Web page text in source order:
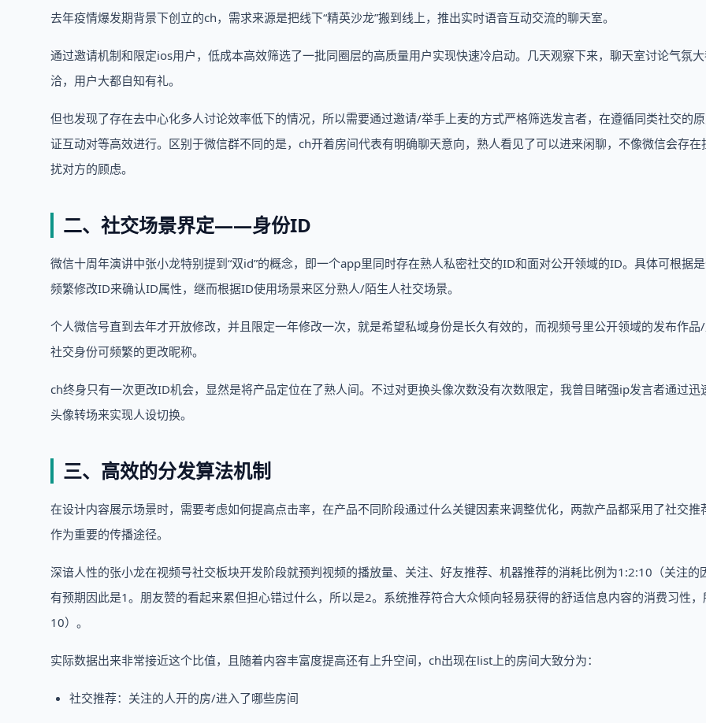
去年疫情爆发期背景下创立的ch，需求来源是把线下“精英沙龙”搬到线上，推出实时语音互动交流的聊天室。
通过邀请机制和限定ios用户，低成本高效筛选了一批同圈层的高质量用户实现快速冷启动。几天观察下来，聊天室讨论气氛
洽，用户大都自知有礼。
但也发现了存在去中心化多人讨论效率低下的情况，所以需要通过邀请/举手上麦的方式严格筛选发言者，在遵循同类社交的
证互动对等高效进行。区别于微信群不同的是，ch开着房间代表有明确聊天意向，熟人看见了可以进来闲聊，不像微信会存在
扰对方的顾虑。
二、社交场景界定——身份ID
微信十周年演讲中张小龙特别提到“双id”的概念，即一个app里同时存在熟人私密社交的ID和面对公开领域的ID。具体可根据
频繁修改ID来确认ID属性，继而根据ID使用场景来区分熟人/陌生人社交场景。
个人微信号直到去年才开放修改，并且限定一年修改一次，就是希望私域身份是长久有效的，而视频号里公开领域的发布作品
社交身份可频繁的更改昵称。
ch终身只有一次更改ID机会，显然是将产品定位在了熟人间。不过对更换头像次数没有次数限定，我曾目睹强ip发言者通过迅
头像转场来实现人设切换。
三、高效的分发算法机制
在设计内容展示场景时，需要考虑如何提高点击率，在产品不同阶段通过什么关键因素来调整优化，两款产品都采用了社交推
作为重要的传播途径。
深谙人性的张小龙在视频号社交板块开发阶段就预判视频的播放量、关注、好友推荐、机器推荐的消耗比例为1:2:10（关注的
有预期因此是1。朋友赞的看起来累但担心错过什么，所以是2。系统推荐符合大众倾向轻易获得的舒适信息内容的消费习性
10）。
实际数据出来非常接近这个比值，且随着内容丰富度提高还有上升空间，ch出现在list上的房间大致分为：
社交推荐：关注的人开的房/进入了哪些房间